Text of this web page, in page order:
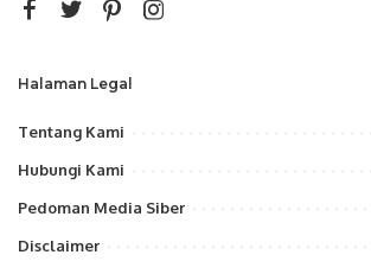
Halaman Legal
Tentang Kami
Hubungi Kami
Pedoman Media Siber
Disclaimer